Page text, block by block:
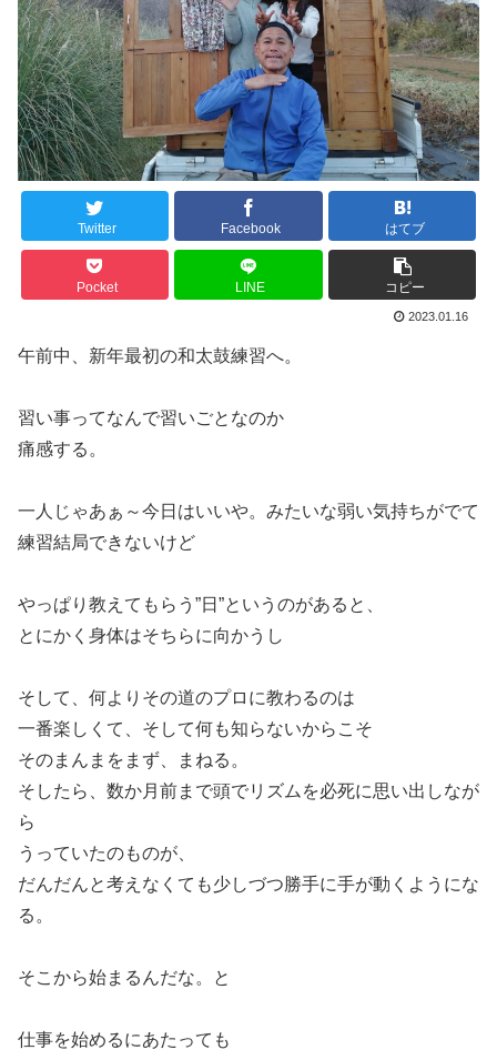
Twitter Facebook はてブ
Pocket LINE コピー
2023.01.16
午前中、新年最初の和太鼓練習へ。
習い事ってなんで習いごとなのか
痛感する。
一人じゃあぁ～今日はいいや。みたいな弱い気持ちがでて
練習結局できないけど
やっぱり教えてもらう”日”というのがあると、
とにかく身体はそちらに向かうし
そして、何よりその道のプロに教わるのは
一番楽しくて、そして何も知らないからこそ
そのまんまをまず、まねる。
そしたら、数か月前まで頭でリズムを必死に思い出しなが
ら
うっていたのものが、
だんだんと考えなくても少しづつ勝手に手が動くようにな
る。
そこから始まるんだな。と
仕事を始めるにあたっても